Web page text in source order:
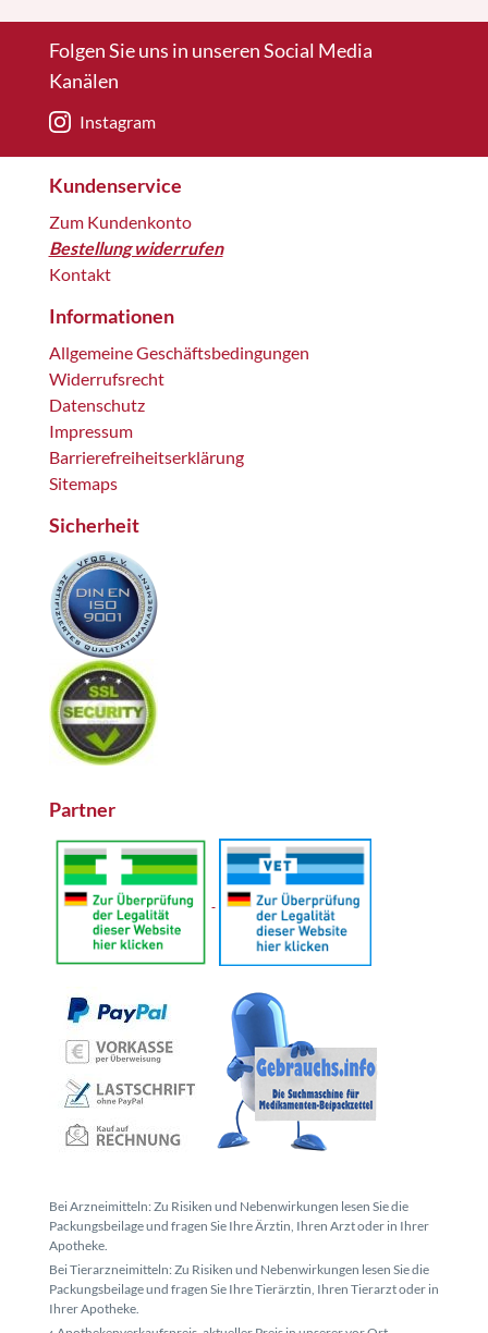
Folgen Sie uns in unseren Social Media
Kanälen
Instagram
Kundenservice
Zum Kundenkonto
Bestellung widerrufen
Kontakt
Informationen
Allgemeine Geschäftsbedingungen
Widerrufsrecht
Datenschutz
Impressum
Barrierefreiheitserklärung
Sitemaps
Sicherheit
Partner
Bei Arzneimitteln: Zu Risiken und Nebenwirkungen lesen Sie die
Packungsbeilage und fragen Sie Ihre Ärztin, Ihren Arzt oder in Ihrer
Apotheke.
Bei Tierarzneimitteln: Zu Risiken und Nebenwirkungen lesen Sie die
Packungsbeilage und fragen Sie Ihre Tierärztin, Ihren Tierarzt oder in
Ihrer Apotheke.